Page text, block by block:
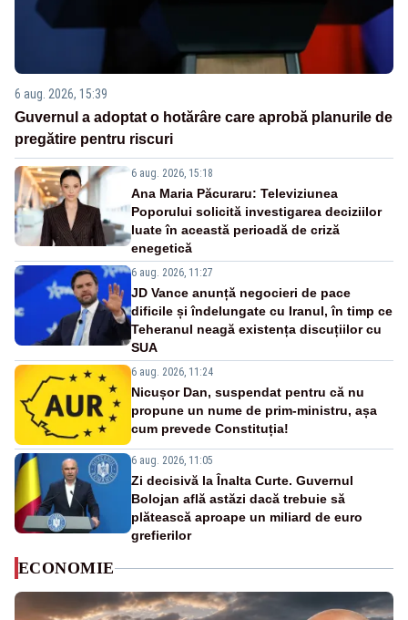
6 aug. 2026, 15:39
Guvernul a adoptat o hotărâre care aprobă planurile de
pregătire pentru riscuri
6 aug. 2026, 15:18
Ana Maria Păcuraru: Televiziunea
Poporului solicită investigarea deciziilor
luate în această perioadă de criză
enegetică
6 aug. 2026, 11:27
JD Vance anunță negocieri de pace
dificile și îndelungate cu Iranul, în timp ce
Teheranul neagă existența discuțiilor cu
SUA
6 aug. 2026, 11:24
Nicușor Dan, suspendat pentru că nu
propune un nume de prim-ministru, așa
cum prevede Constituția!
6 aug. 2026, 11:05
Zi decisivă la Înalta Curte. Guvernul
Bolojan află astăzi dacă trebuie să
plătească aproape un miliard de euro
grefierilor
ECONOMIE